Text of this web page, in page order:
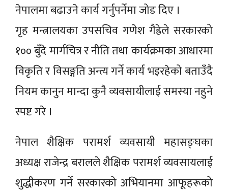
नेपालमा बढाउने कार्य गर्नुपर्नेमा जोड दिए ।
गृह मन्त्रालयका उपसचिव गणेश गैह्रेले सरकारको
१०० बुँदे मार्गचित्र र नीति तथा कार्यक्रमका आधारमा
विकृति र विसङ्गति अन्त्य गर्ने कार्य भइरहेको बताउँदै
नियम कानुन मान्दा कुनै व्यवसायीलाई समस्या नहुने
स्पष्ट गरे ।
नेपाल शैक्षिक परामर्श व्यवसायी महासङ्घका
अध्यक्ष राजेन्द्र बरालले शैक्षिक परामर्श व्यवसायलाई
शुद्धीकरण गर्ने सरकारको अभियानमा आफूहरूको